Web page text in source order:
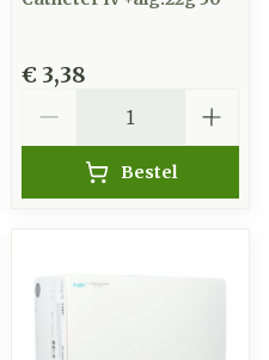
€ 3,38
Bestel